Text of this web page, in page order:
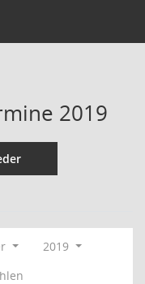
2019
2019